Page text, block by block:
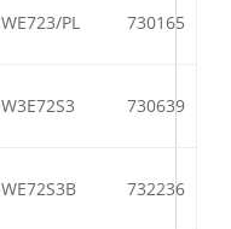
WE723/PL 730165
W3E72S3 730639
WE72S3B 732236